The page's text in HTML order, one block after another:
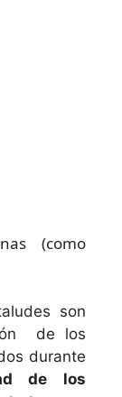
(como
son
de los
durante
de los